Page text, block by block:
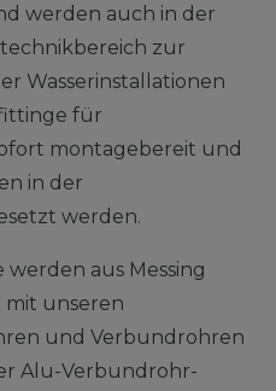
werden auch in der
zur
Wasserinstallationen
für
montagebereit und
in der
werden.
aus Messing
unseren
und Verbundrohren
Alu-Verbundrohr-